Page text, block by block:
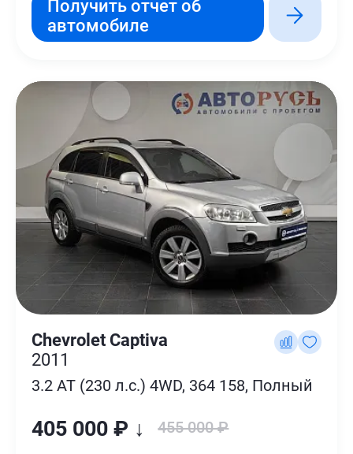
Получить отчет об
автомобиле
Chevrolet Captiva
2011
3.2 AT (230 л.с.) 4WD, 364 158, Полный
405 000 ₽ ↓ 455 000 ₽